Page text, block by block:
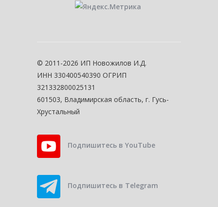
© 2011-2026 ИП Новожилов И.Д.
ИНН 330400540390 ОГРИП
321332800025131
601503, Владимирская область, г. Гусь-
Хрустальный
Подпишитесь в YouTube
Подпишитесь в Telegram